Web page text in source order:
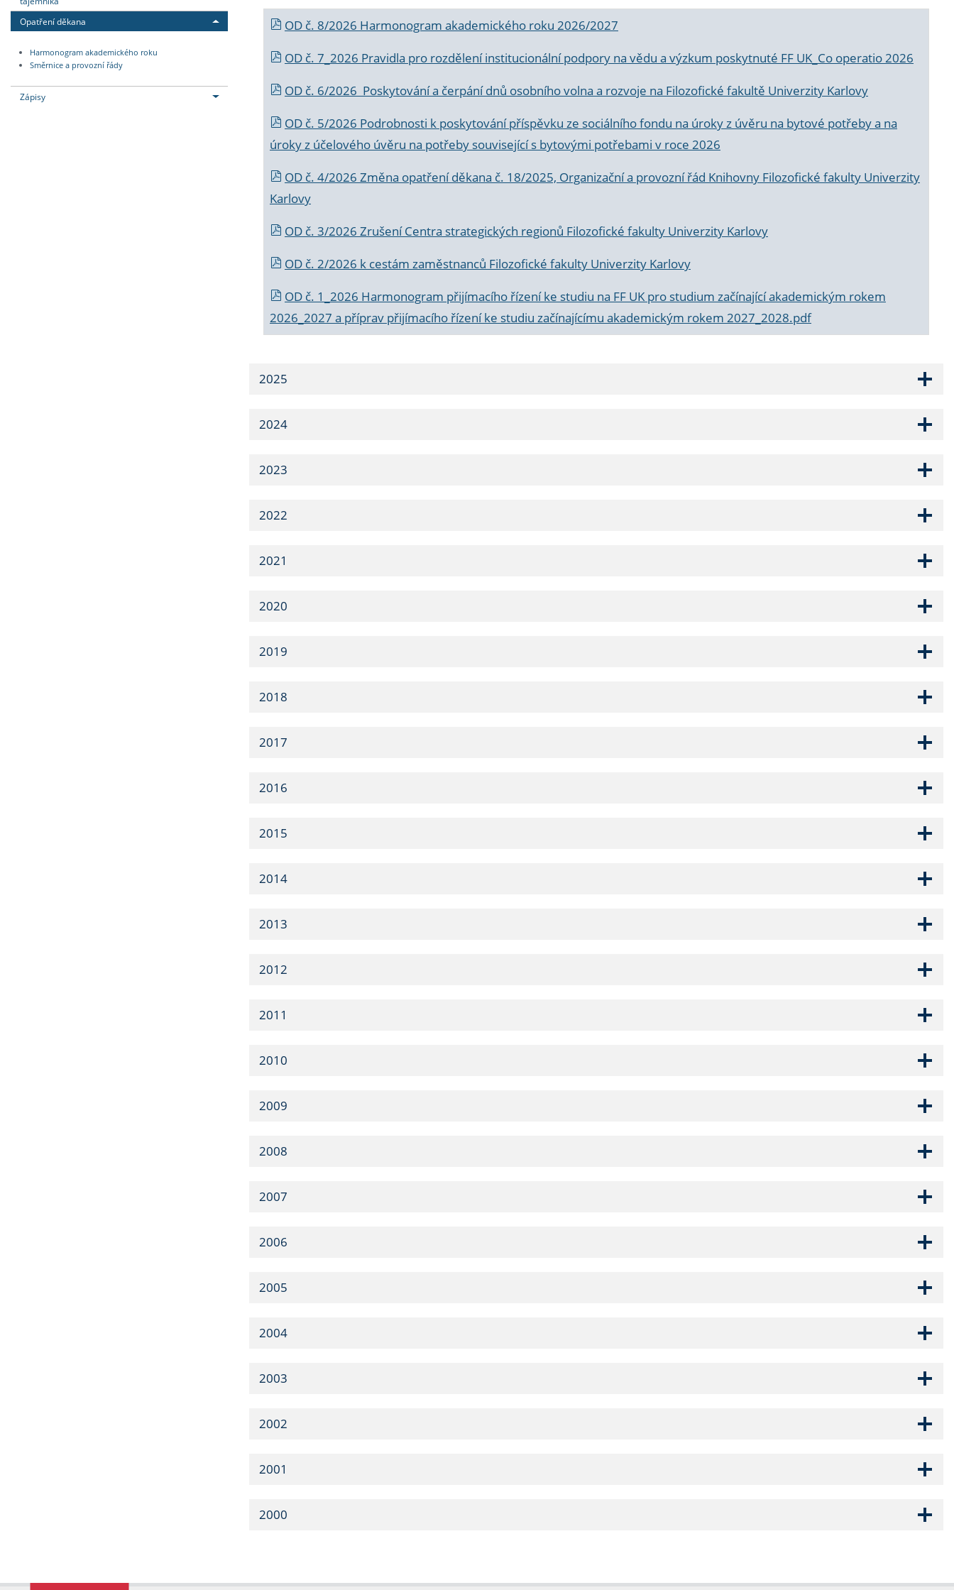
Opatření děkana
Harmonogram akademického roku
Směrnice a provozní řády
Zápisy
OD č. 8/2026 Harmonogram akademického roku 2026/2027
OD č. 7_2026 Pravidla pro rozdělení institucionální podpory na vědu a výzkum poskytnuté FF UK_Co operatio 2026
OD č. 6/2026 Poskytování a čerpání dnů osobního volna a rozvoje na Filozofické fakultě Univerzity Karlovy
OD č. 5/2026 Podrobnosti k poskytování příspěvku ze sociálního fondu na úroky z úvěru na bytové potřeby a na
úroky z účelového úvěru na potřeby související s bytovými potřebami v roce 2026
OD č. 4/2026 Změna opatření děkana č. 18/2025, Organizační a provozní řád Knihovny Filozofické fakulty Univerzity
Karlovy
OD č. 3/2026 Zrušení Centra strategických regionů Filozofické fakulty Univerzity Karlovy
OD č. 2/2026 k cestám zaměstnanců Filozofické fakulty Univerzity Karlovy
OD č. 1_2026 Harmonogram přijímacího řízení ke studiu na FF UK pro studium začínající akademickým rokem
2026_2027 a příprav přijímacího řízení ke studiu začínajícímu akademickým rokem 2027_2028.pdf
2025
2024
2023
2022
2021
2020
2019
2018
2017
2016
2015
2014
2013
2012
2011
2010
2009
2008
2007
2006
2005
2004
2003
2002
2001
2000